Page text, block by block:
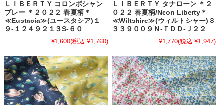
ＬＩＢＥＲＴＹ コロンボシャン
ブレー ＊２０２２ 春夏柄＊
≪Eustacia≫(ユースタシア)１
９-１２４９２１３S-６０
¥1,600(税込 ¥1,760)
ＬＩＢＥＲＴＹ タナローン ＊２
０２２ 春夏柄/Neon Liberty＊
≪Wiltshire≫(ウィルトシャー)３
３３９００９Ｎ-ＴＤＤ-Ｊ２２
¥1,770(税込 ¥1,947)